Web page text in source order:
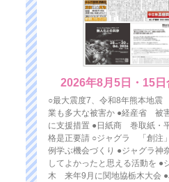
2026年8月5日・15日
○最大震度7、令和8年熊本地震
業も多大な被害か ●経産省 被
に支援措置 ●日紙商 巻取紙・
格是正要請 ○ジャグラ 「創注
例学ぶ機会づくり ●ジャグラ
してよかったと思える活動を ●
木 来年9月に関地協栃木大会